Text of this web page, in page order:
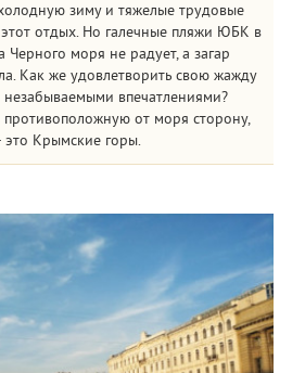
зиму и тяжелые трудовые
отдых. Но галечные пляжи ЮБК в
Черного моря не радует, а загар
Как же удовлетворить свою жажду
незабываемыми впечатлениями?
от моря сторону,
это Крымские горы.